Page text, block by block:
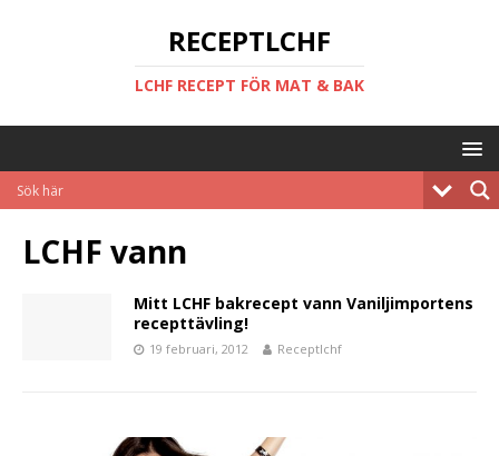
RECEPTLCHF
LCHF RECEPT FÖR MAT & BAK
LCHF vann
Mitt LCHF bakrecept vann Vaniljimportens
recepttävling!
19 februari, 2012 Receptlchf